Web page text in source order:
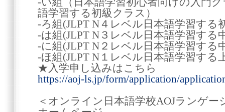
語学習する初級クラス）
-ろ組(JLPT N４レベル日本語学習する
-は組(JLPT N３レベル日本語学習する
-に組(JLPT N２レベル日本語学習する
-ほ組(JLPT N１レベル日本語学習する
★入学申し込みはこちら
https://aoj-ls.jp/form/application/
＜オンライン日本語学校AOJランゲ